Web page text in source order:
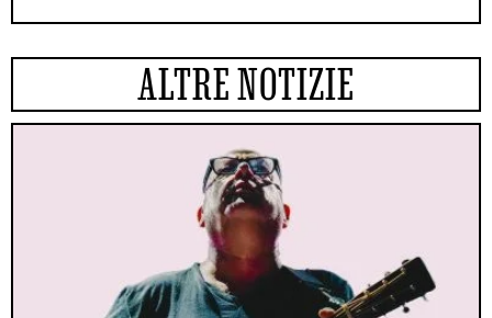
ALTRE NOTIZIE